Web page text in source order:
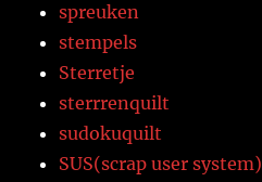
spreuken
stempels
Sterretje
sterrrenquilt
sudokuquilt
SUS(scrap user system)